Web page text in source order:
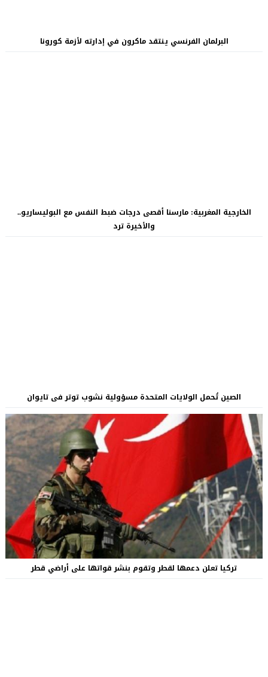
البرلمان الفرنسي ينتقد ماكرون في إدارته لأزمة كورونا
الخارجية المغربية: مارسنا أقصى درجات ضبط النفس مع البوليساريو..
والأخيرة ترد
الصين تُحمل الولايات المتحدة مسؤولية نشوب توتر فى تايوان
تركيا تعلن دعمها لقطر وتقوم بنشر قواتها على أراضي قطر